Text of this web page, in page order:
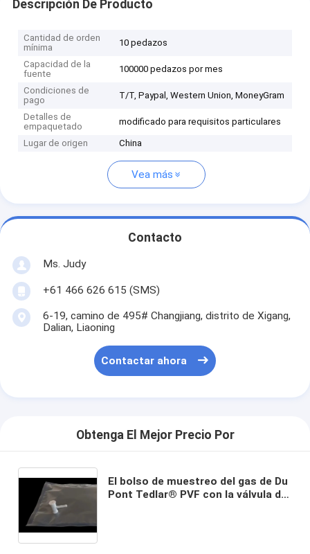
Descripción De Producto
Cantidad de orden
mínima
10 pedazos
Capacidad de la
fuente
100000 pedazos por mes
Condiciones de
pago
T/T, Paypal, Western Union, MoneyGram
Detalles de
empaquetado
modificado para requisitos particulares
Lugar de origen China
Vea más
Contacto
Ms. Judy
+61 466 626 615 (SMS)
6-19, camino de 495# Changjiang, distrito de Xigang,
Dalian, Liaoning
Contactar ahora
Obtenga El Mejor Precio Por
El bolso de muestreo del gas de Du
Pont Tedlar® PVF con la válvula de